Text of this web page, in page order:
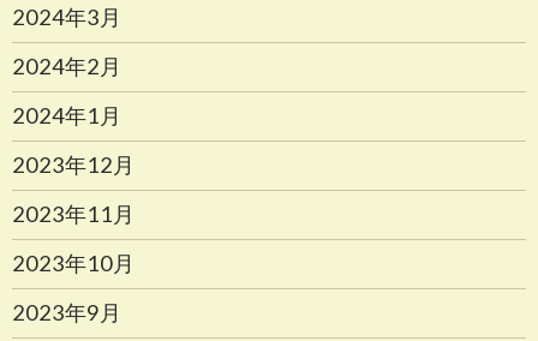
2024年3月
2024年2月
2024年1月
2023年12月
2023年11月
2023年10月
2023年9月